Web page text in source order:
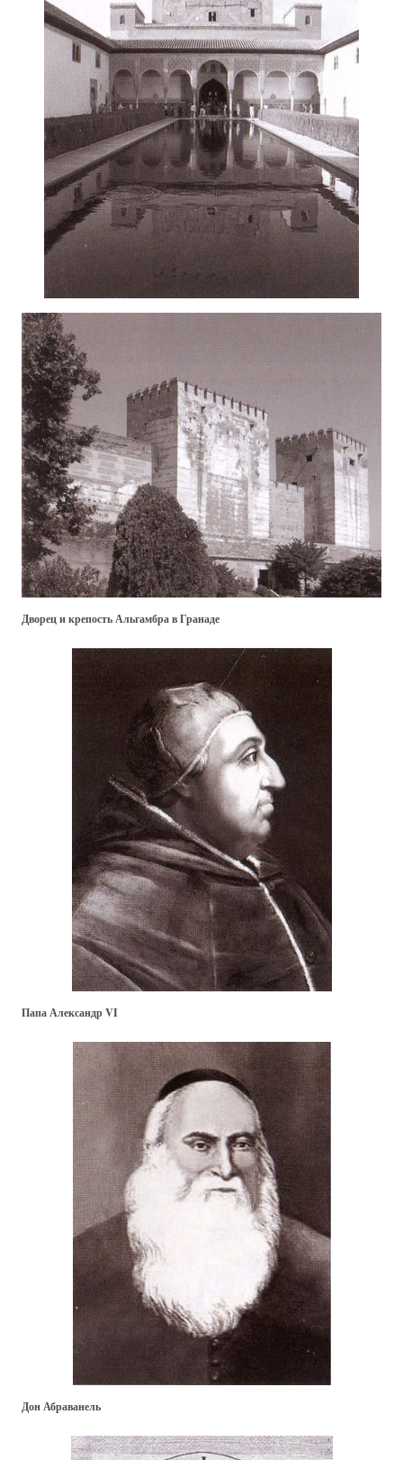
Дворец и крепость Альгамбра в Гранаде
Папа Александр VI
Дон Абраванель